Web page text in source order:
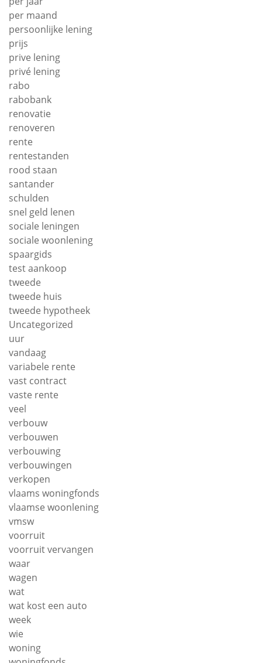
per maand
persoonlijke lening
prijs
prive lening
privé lening
rabo
rabobank
renovatie
renoveren
rente
rentestanden
rood staan
santander
schulden
snel geld lenen
sociale leningen
sociale woonlening
spaargids
test aankoop
tweede
tweede huis
tweede hypotheek
Uncategorized
uur
vandaag
variabele rente
vast contract
vaste rente
veel
verbouw
verbouwen
verbouwing
verbouwingen
verkopen
vlaams woningfonds
vlaamse woonlening
vmsw
voorruit
voorruit vervangen
waar
wagen
wat
wat kost een auto
week
wie
woning